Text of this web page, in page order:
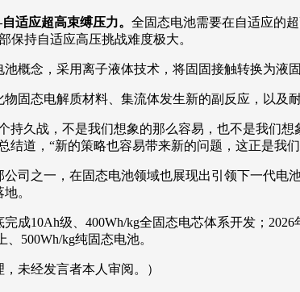
适应超高束缚压力。 全固态电池需要在自适应的
保持自适应高压挑战难度极大。
概念，采用离子液体技术，将固固接触转换为液
固态电解质材料、集流体发生新的副反应，以及
持久战，不是我们想象的那么容易，也不是我们
结道，“新的策略也容易带来新的问题，这正是我
司之一，在固态电池领域也展现出引领下一代
。
成10Ah级、400Wh/kg全固态电芯体系开发；
500Wh/kg纯固态电池。
未经发言者本人审阅。）